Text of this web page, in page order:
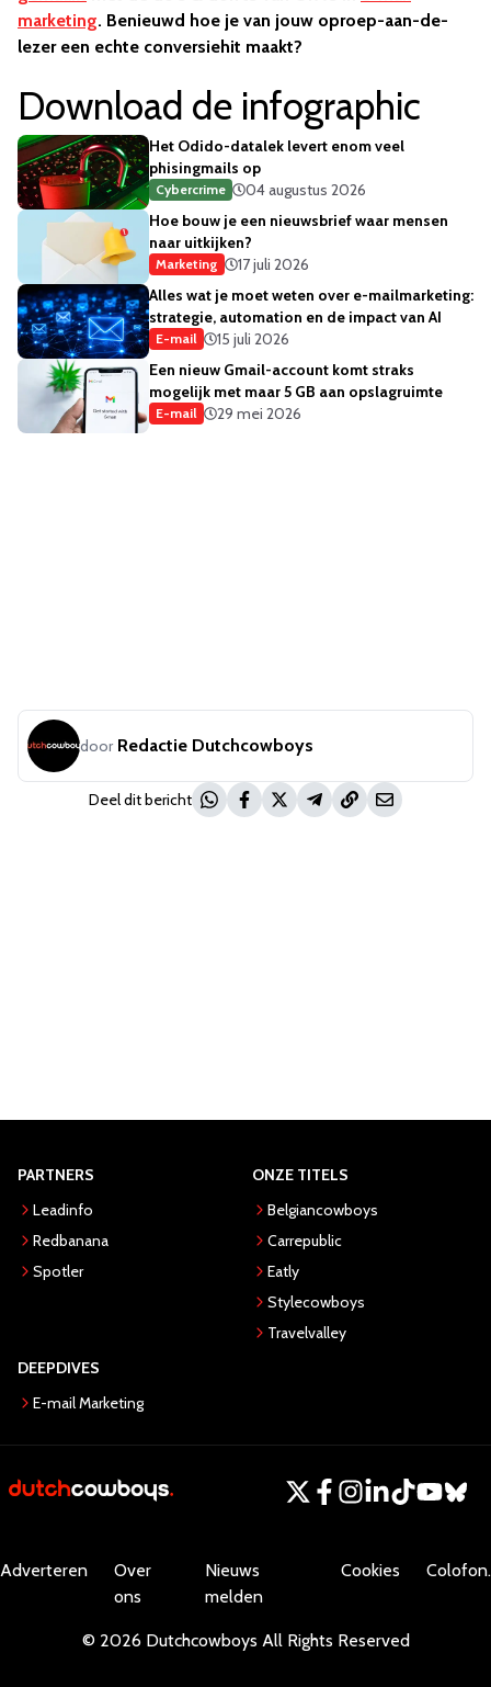
marketing. Benieuwd hoe je van jouw oproep-aan-de-
lezer een echte conversiehit maakt?
Download de infographic
Het Odido-datalek levert enom veel
phisingmails op
Cybercrime
04 augustus 2026
Hoe bouw je een nieuwsbrief waar mensen
naar uitkijken?
Marketing
17 juli 2026
Alles wat je moet weten over e-mailmarketing:
strategie, automation en de impact van AI
E-mail
15 juli 2026
Een nieuw Gmail-account komt straks
mogelijk met maar 5 GB aan opslagruimte
E-mail 29 mei 2026
door Redactie Dutchcowboys
Deel dit bericht
PARTNERS
Leadinfo
Redbanana
Spotler
ONZE TITELS
Belgiancowboys
Carrepublic
Eatly
Stylecowboys
Travelvalley
DEEPDIVES
E-mail Marketing
Adverteren
Over
ons
Nieuws
melden
Cookies Colofon.
© 2026 Dutchcowboys All Rights Reserved